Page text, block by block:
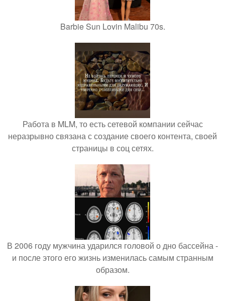
Barbie Sun Lovin Malibu 70s.
Работа в MLM, то есть сетевой компании сейчас
неразрывно связана с создание своего контента, своей
страницы в соц сетях.
В 2006 году мужчина ударился головой о дно бассейна -
и после этого его жизнь изменилась самым странным
образом.